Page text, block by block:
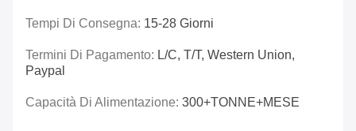
Tempi Di Consegna: 15-28 Giorni
Termini Di Pagamento: L/C, T/T, Western Union,
Paypal
Capacità Di Alimentazione: 300+TONNE+MESE